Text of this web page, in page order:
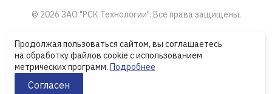
© 2026 ЗАО "РСК Технологии". Все права защищены.
Продолжая пользоваться сайтом, вы соглашаетесь
на обработку файлов cookie с использованием
метрических программ. Подробнее
Согласен